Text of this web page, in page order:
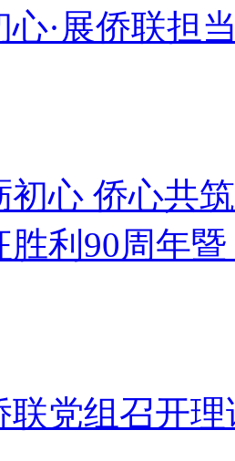
心·展侨联担
初心 侨心共
利90周年
联党组召开